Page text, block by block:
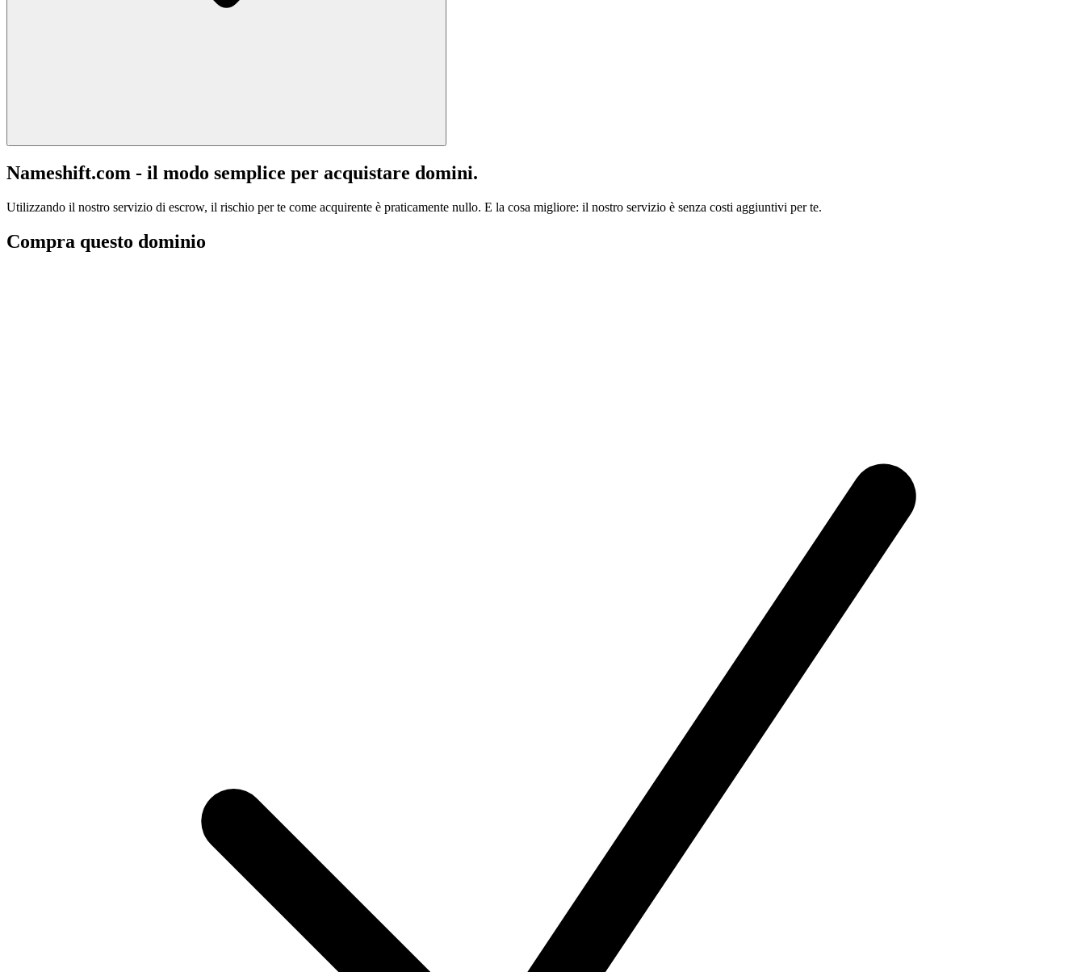
Nameshift.com - il modo semplice per acquistare domini.
Utilizzando il nostro servizio di escrow, il rischio per te come acquirente è praticamente nullo. E la cosa migliore: il nostro servizio è senza costi aggiuntivi per te.
Compra questo dominio